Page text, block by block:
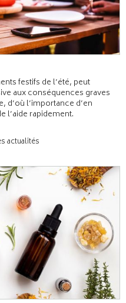
festifs de l’été, peut
aux conséquences graves
d’où l’importance d’en
l’aide rapidement.
actualités